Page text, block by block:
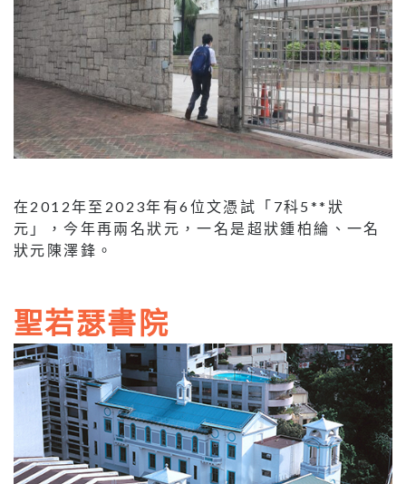
在2012年至2023年有6位文憑試「7科5**狀
元」，今年再兩名狀元，一名是超狀鍾柏綸、一名
狀元陳澤鋒。
聖若瑟書院